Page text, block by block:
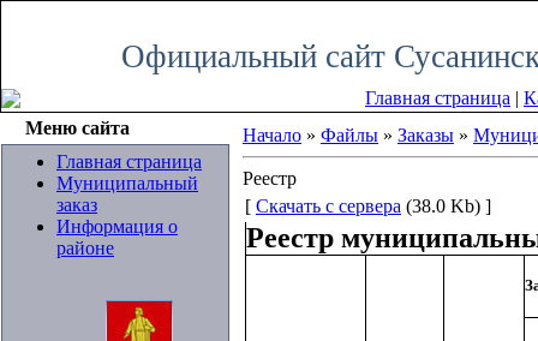
Официальный сайт
Главная страница |
Меню сайта
Главная страница
Муниципальный
заказ
Информация о
районе
Начало » Файлы » Заказы »
Реестр
[ Скачать с сервера (38.0 Kb) ]
Реестр